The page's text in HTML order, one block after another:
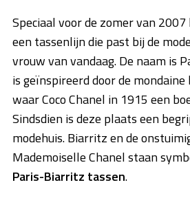
Speciaal voor de zomer van
een tassenlijn die past bij de
vrouw van vandaag. De naam is
is geïnspireerd door de
waar Coco Chanel in 1915 een
Sindsdien is deze plaats een
modehuis. Biarritz en de
Mademoiselle Chanel staan
Paris-Biarritz tassen.